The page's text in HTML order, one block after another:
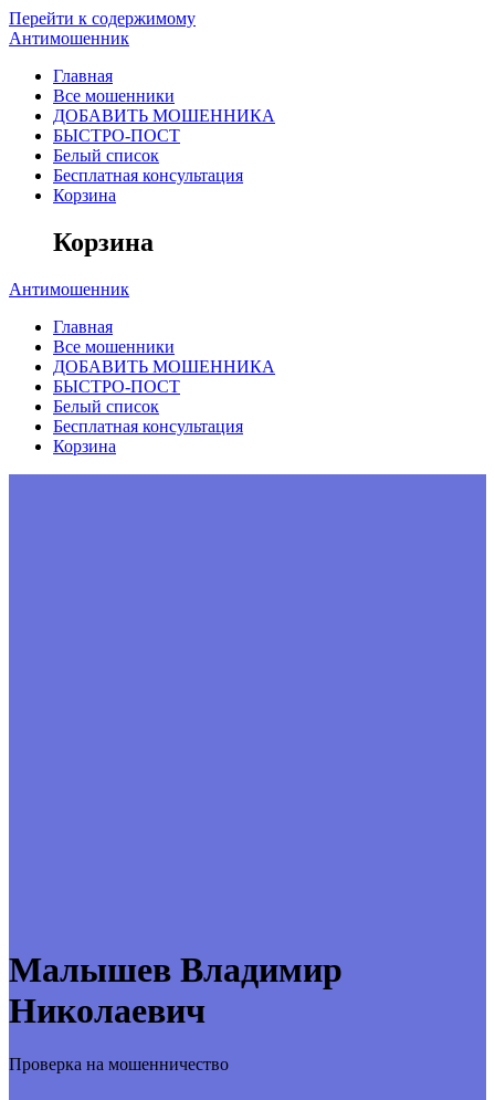
Перейти к содержимому
Антимошенник
Главная
Все мошенники
ДОБАВИТЬ МОШЕННИКА
БЫСТРО-ПОСТ
Белый список
Бесплатная консультация
Корзина
Корзина
Антимошенник
Главная
Все мошенники
ДОБАВИТЬ МОШЕННИКА
БЫСТРО-ПОСТ
Белый список
Бесплатная консультация
Корзина
Малышев Владимир
Николаевич
Проверка на мошенничество